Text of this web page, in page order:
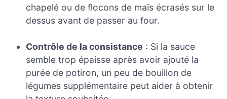
chapelé ou de flocons de maïs écrasés sur le
dessus avant de passer au four.
Contrôle de la consistance : Si la sauce
semble trop épaisse après avoir ajouté la
purée de potiron, un peu de bouillon de
légumes supplémentaire peut aider à obtenir